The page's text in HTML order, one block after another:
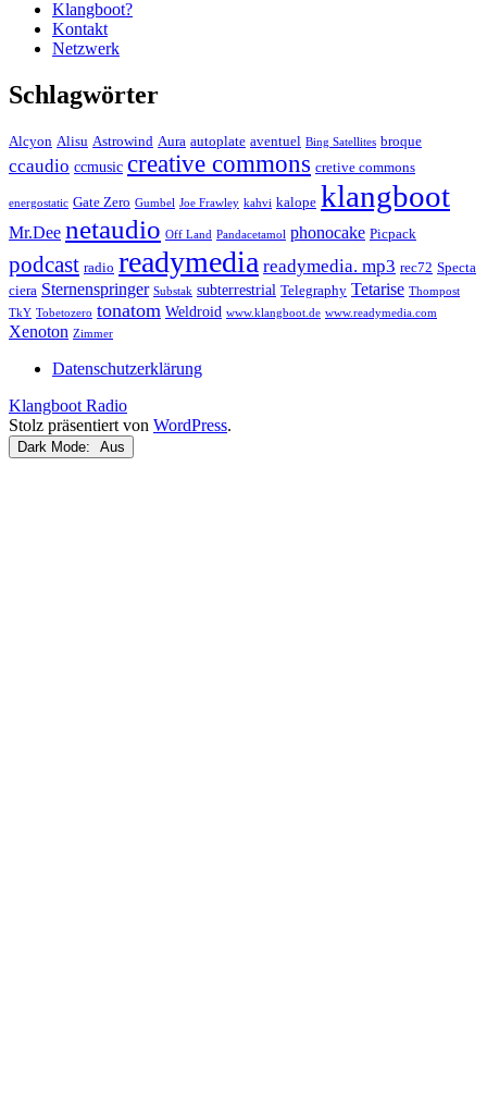
Klangboot?
Kontakt
Netzwerk
Schlagwörter
Alcyon Alisu Astrowind Aura autoplate aventuel Bing Satellites broque
ccaudio ccmusic creative commons cretive commons
energostatic Gate Zero Gumbel Joe Frawley kahvi kalope klangboot
Mr.Dee netaudio Off Land Pandacetamol phonocake Picpack
podcast radio readymedia readymedia. mp3 rec72 Specta
ciera Sternenspringer Substak subterrestrial Telegraphy Tetarise Thompost
TkY Tobetozero tonatom Weldroid www.klangboot.de www.readymedia.com
Xenoton Zimmer
Datenschutzerklärung
Klangboot Radio
Stolz präsentiert von WordPress.
Dark Mode: